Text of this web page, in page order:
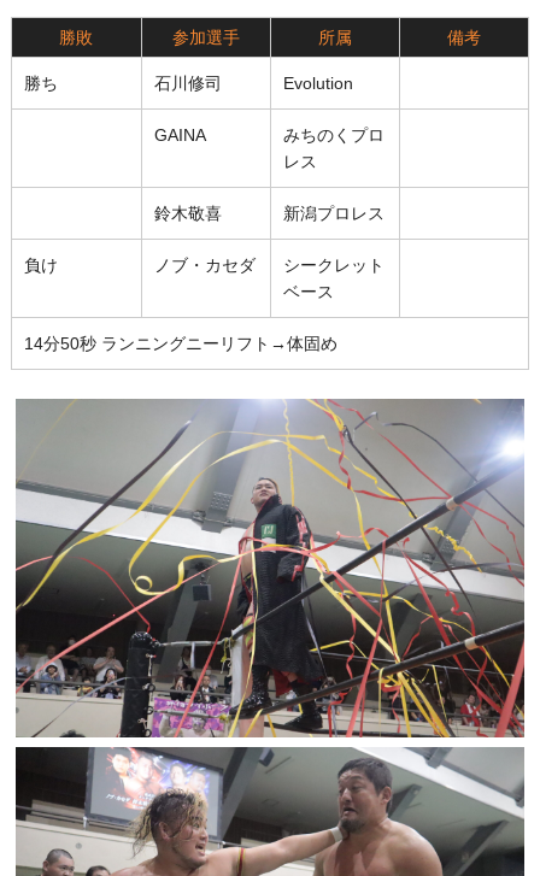
勝敗 参加選手 所属 備考
勝ち 石川修司 Evolution
GAINA
みちのくプロ
レス
鈴木敬喜 新潟プロレス
負け ノブ・カセダ
シークレット
ベース
14分50秒 ランニングニーリフト→体固め